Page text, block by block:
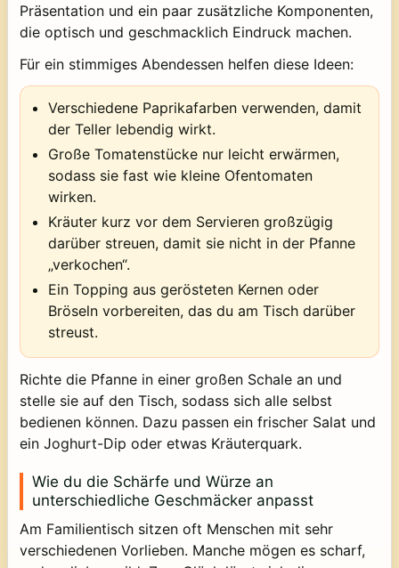
Präsentation und ein paar zusätzliche Komponenten,
die optisch und geschmacklich Eindruck machen.
Für ein stimmiges Abendessen helfen diese Ideen:
Verschiedene Paprikafarben verwenden, damit
der Teller lebendig wirkt.
Große Tomatenstücke nur leicht erwärmen,
sodass sie fast wie kleine Ofentomaten
wirken.
Kräuter kurz vor dem Servieren großzügig
darüber streuen, damit sie nicht in der Pfanne
„verkochen“.
Ein Topping aus gerösteten Kernen oder
Bröseln vorbereiten, das du am Tisch darüber
streust.
Richte die Pfanne in einer großen Schale an und
stelle sie auf den Tisch, sodass sich alle selbst
bedienen können. Dazu passen ein frischer Salat und
ein Joghurt-Dip oder etwas Kräuterquark.
Wie du die Schärfe und Würze an
unterschiedliche Geschmäcker anpasst
Am Familientisch sitzen oft Menschen mit sehr
verschiedenen Vorlieben. Manche mögen es scharf,